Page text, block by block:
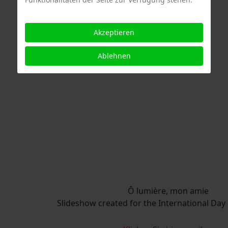
Ô lumière, mon amie
Slideshow created for the International
Akzeptieren
Ablehnen